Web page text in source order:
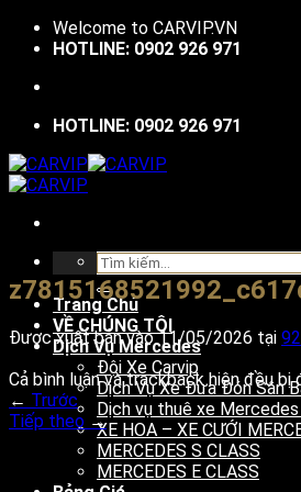
qua
dung
Welcome to CARVIP.VN
HOTLINE: 0902 926 971
HOTLINE: 0902 926 971
Tìm
kiếm:
Trang Chủ
VỀ CHÚNG TÔI
Dịch Vụ Mercedes
Đội Xe Carvip
Dịch Vụ Xe Đưa Đón Sân
Dịch vụ thuê xe
XE HOA – XE CƯỚI
MERCEDES S CLASS
MERCEDES E CLASS
Được xuất bản vào11/05/2026 tại
Cả bình luận và trackback hiện đều bị
← Trước
Tiếp theo →